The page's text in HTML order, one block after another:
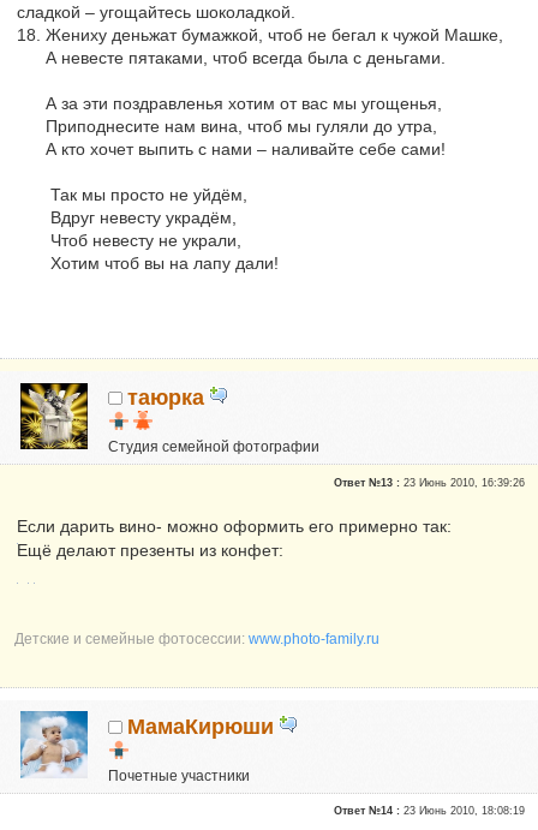
сладкой – угощайтесь шоколадкой.
18. Жениху деньжат бумажкой, чтоб не бегал к чужой Машке,
А невесте пятаками, чтоб всегда была с деньгами.
А за эти поздравленья хотим от вас мы угощенья,
Приподнесите нам вина, чтоб мы гуляли до утра,
А кто хочет выпить с нами – наливайте себе сами!
Так мы просто не уйдём,
Вдруг невесту украдём,
Чтоб невесту не украли,
Хотим чтоб вы на лапу дали!
таюрка
Студия семейной фотографии
Ответ №13 :23 Июнь 2010, 16:39:26
Если дарить вино- можно оформить его примерно так:
Ещё делают презенты из конфет:
Детские и семейные фотосессии: www.photo-family.ru
МамаКирюши
Почетные участники
Репутация:0
Ответ №14 :23 Июнь 2010, 18:08:19